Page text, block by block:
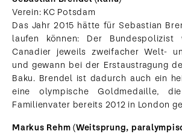
Verein: KC Potsdam
Das Jahr 2015 hätte für Sebastian
laufen können: Der Bundespolizist
Canadier jeweils zweifacher Welt-
und gewann bei der Erstaustragung
Baku. Brendel ist dadurch auch ein
eine olympische Goldmedaille,
Familienvater bereits 2012 in London
Markus Rehm (Weitsprung,